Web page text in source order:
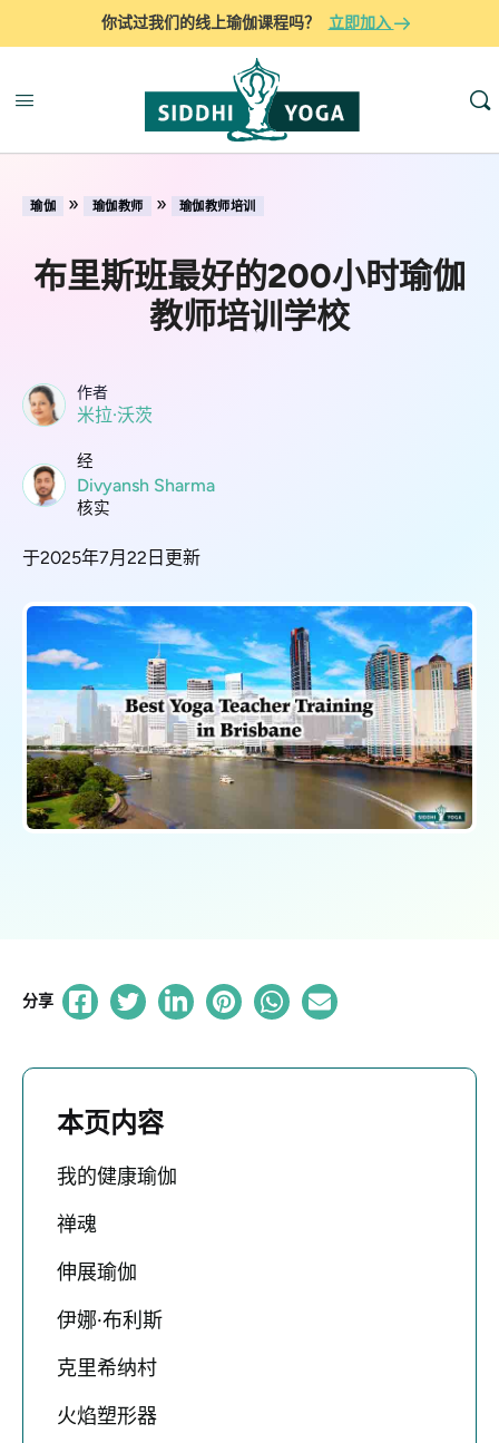
你试过我们的线上瑜伽课程吗？ 立即加入
瑜伽 » 瑜伽教师 » 瑜伽教师培训
布里斯班最好的200小时瑜伽
教师培训学校
作者
米拉·沃茨
经
Divyansh Sharma
核实
于2025年7月22日更新
分享
本页内容
我的健康瑜伽
禅魂
伸展瑜伽
伊娜·布利斯
克里希纳村
火焰塑形器